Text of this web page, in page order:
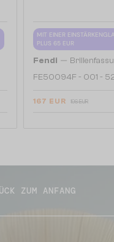
MIT EINER
PLUS 65 EUR
Fendi —
FE50094F - 001 -
167 EUR 196 EUR
ZUM ANFANG